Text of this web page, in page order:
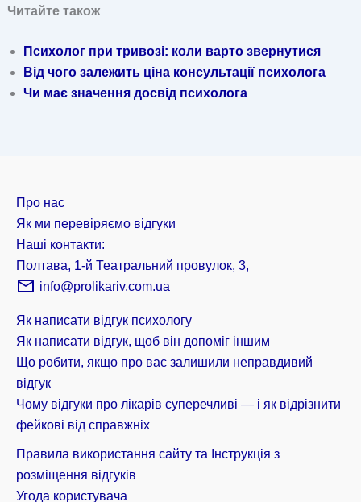
Читайте також
Психолог при тривозі: коли варто звернутися
Від чого залежить ціна консультації психолога
Чи має значення досвід психолога
Про нас
Як ми перевіряємо відгуки
Наші контакти:
Полтава, 1-й Театральний провулок, 3,
info@prolikariv.com.ua
Як написати відгук психологу
Як написати відгук, щоб він допоміг іншим
Що робити, якщо про вас залишили неправдивий
відгук
Чому відгуки про лікарів суперечливі — і як відрізнити
фейкові від справжніх
Правила використання сайту та Інструкція з
розміщення відгуків
Угода користувача